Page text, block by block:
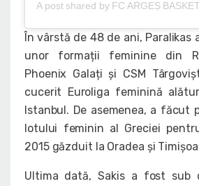
În vârstă de 48 de ani, Paralikas
unor formații feminine din
Phoenix Galați și CSM
cucerit Euroliga feminină
Istanbul. De asemenea, a
lotului feminin al Greciei
2015 găzduit la Oradea și
Ultima dată, Sakis a fost sub